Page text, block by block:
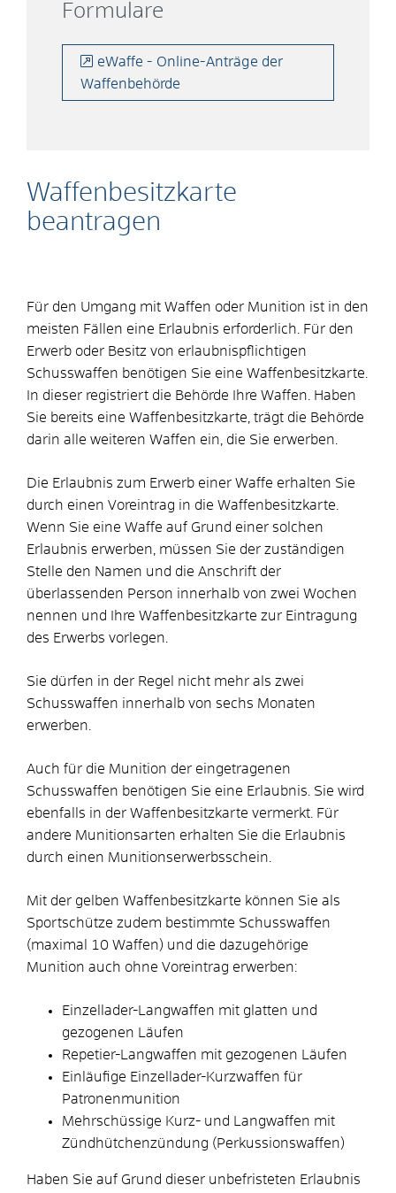
Waffenbesitzkarte
beantragen
Für den Umgang mit Waffen oder Munition ist in den
meisten Fällen eine Erlaubnis erforderlich. Für den
Erwerb oder Besitz von erlaubnispflichtigen
Schusswaffen benötigen Sie eine Waffenbesitzkarte.
In dieser registriert die Behörde Ihre Waffen.
Haben
Sie bereits eine Waffenbesitzkarte, trägt die Behörde
darin alle weiteren Waffen ein, die Sie erwerben.
Die Erlaubnis zum Erwerb einer Waffe erhalten Sie
durch einen Voreintrag in die Waffenbesitzkarte.
Wenn Sie eine Waffe auf Grund einer solchen
Erlaubnis erwerben, müssen Sie der zuständigen
Stelle den Namen und die Anschrift der
überlassenden Person innerhalb von zwei Wochen
nennen und Ihre Waffenbesitzkarte zur Eintragung
des Erwerbs vorlegen.
Sie dürfen in der Regel nicht mehr als zwei
Schusswaffen innerhalb von sechs Monaten
erwerben.
Auch für die Munition der eingetragenen
Schusswaffen benötigen Sie eine Erlaubnis. Sie wird
ebenfalls in der Waffenbesitzkarte vermerkt. Für
andere Munitionsarten erhalten Sie die Erlaubnis
durch einen Munitionserwerbsschein.
Mit der gelben Waffenbesitzkarte können Sie als
Sportschütze zudem bestimmte Schusswaffen
(maximal 10 Waffen) und die dazugehörige
Munition auch ohne Voreintrag erwerben:
Einzellader-Langwaffen mit glatten und
gezogenen Läufen
Repetier-Langwaffen mit gezogenen Läufen
Einläufige Einzellader-Kurzwaffen für
Patronenmunition
Mehrschüssige Kurz- und Langwaffen mit
Zündhütchenzündung (Perkussionswaffen)
Haben Sie auf Grund dieser unbefristeten Erlaubnis
Formulare
eWaffe - Online-Anträge der
Waffenbehörde